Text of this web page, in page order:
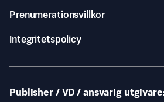
Prenumerationsvillkor
Integritetspolicy
Publisher / VD / ansvarig utgivare